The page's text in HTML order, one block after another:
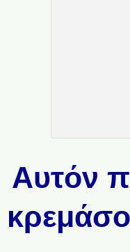
Αυτόν